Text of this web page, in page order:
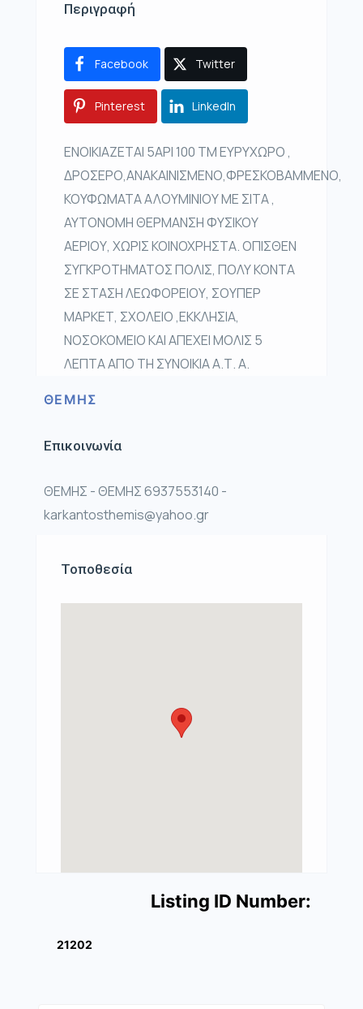
Περιγραφή
Facebook Twitter
Pinterest LinkedIn
ΕΝΟΙΚΙΑΖΕΤΑΙ 5ΑΡΙ 100 ΤΜ ΕΥΡΥΧΩΡΟ ,
ΔΡΟΣΕΡΟ,ΑΝΑΚΑΙΝΙΣΜΕΝΟ,ΦΡΕΣΚΟΒΑΜΜΕΝΟ,
ΚΟΥΦΩΜΑΤΑ ΑΛΟΥΜΙΝΙΟΥ ΜΕ ΣΙΤΑ ,
ΑΥΤΟΝΟΜΗ ΘΕΡΜΑΝΣΗ ΦΥΣΙΚΟΥ
ΑΕΡΙΟΥ, ΧΩΡΙΣ ΚΟΙΝΟΧΡΗΣΤΑ. ΟΠΙΣΘΕΝ
ΣΥΓΚΡΟΤΗΜΑΤΟΣ ΠΟΛΙΣ, ΠΟΛΥ ΚΟΝΤΑ
ΣΕ ΣΤΑΣΗ ΛΕΩΦΟΡΕΙΟΥ, ΣΟΥΠΕΡ
ΜΑΡΚΕΤ, ΣΧΟΛΕΙΟ ,ΕΚΚΛΗΣΙΑ,
ΝΟΣΟΚΟΜΕΙΟ ΚΑΙ ΑΠΕΧΕΙ ΜΟΛΙΣ 5
ΛΕΠΤΑ ΑΠΟ ΤΗ ΣΥΝΟΙΚΙΑ Α.Τ. Α.
ΘΕΜΗΣ
Επικοινωνία
ΘΕΜΗΣ - ΘΕΜΗΣ 6937553140 -
karkantosthemis@yahoo.gr
Τοποθεσία
Listing ID Number:
21202